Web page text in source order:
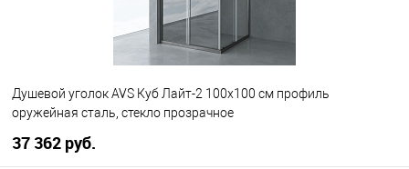
Душевой уголок AVS Куб Лайт-2 100x100 см профиль
оружейная сталь, стекло прозрачное
37 362 руб.